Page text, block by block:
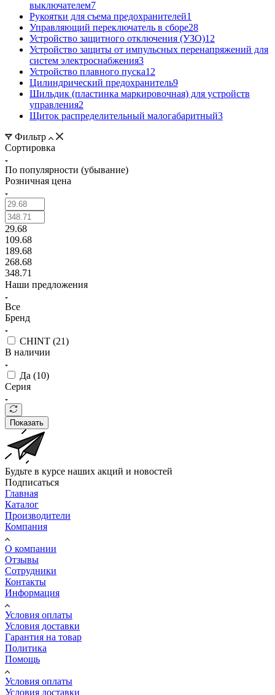
выключателем7
Рукоятки для съема предохранителей1
Управляющий переключатель в сборе28
Устройство защитного отключения (УЗО)12
Устройство защиты от импульсных перенапряжений для
систем электроснабжения3
Устройство плавного пуска12
Цилиндрический предохранитель9
Шильдик (пластинка маркировочная) для устройств
управления2
Щиток распределительный малогабаритный3
Фильтр
Сортировка
По популярности (убывание)
Розничная цена
29.68
109.68
189.68
268.68
348.71
Наши предложения
Все
Бренд
CHINT (21)
В наличии
Да (10)
Серия
Показать
Будьте в курсе наших акций и новостей
Подписаться
Главная
Каталог
Производители
Компания
О компании
Отзывы
Сотрудники
Контакты
Информация
Условия оплаты
Условия доставки
Гарантия на товар
Политика
Помощь
Условия оплаты
Условия доставки